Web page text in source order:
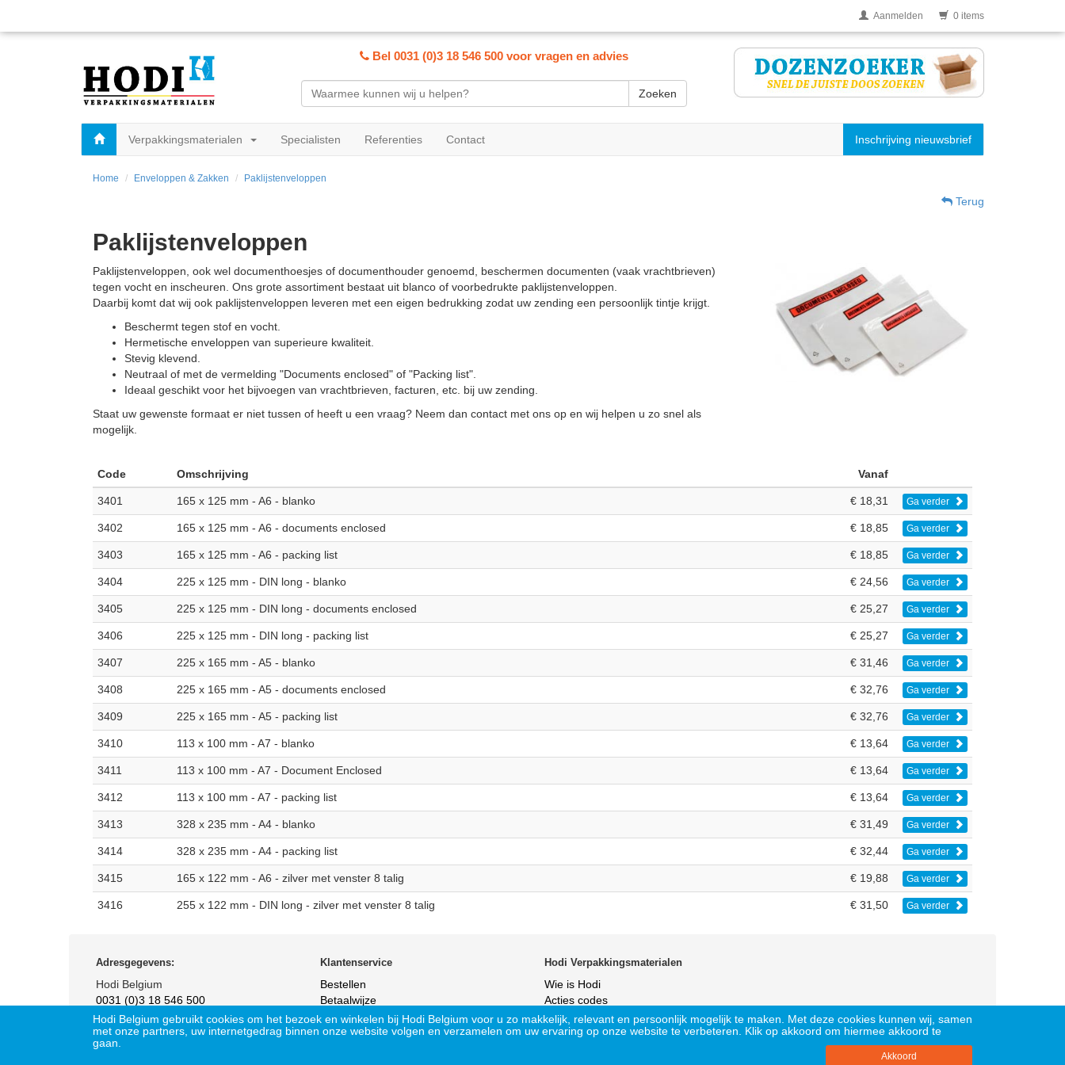
Aanmelden 0 items
Bel 0031 (0)3 18 546 500 voor vragen en advies
Zoeken
Verpakkingsmaterialen Specialisten Referenties Contact Inschrijving nieuwsbrief
Home Enveloppen & Zakken Paklijstenveloppen
Terug
Paklijstenveloppen
Paklijstenveloppen, ook wel documenthoesjes of documenthouder genoemd, beschermen documenten (vaak vrachtbrieven)
tegen vocht en inscheuren. Ons grote assortiment bestaat uit blanco of voorbedrukte paklijstenveloppen.
Daarbij komt dat wij ook paklijstenveloppen leveren met een eigen bedrukking zodat uw zending een persoonlijk tintje krijgt.
Beschermt tegen stof en vocht.
Hermetische enveloppen van superieure kwaliteit.
Stevig klevend.
Neutraal of met de vermelding "Documents enclosed" of "Packing list".
Ideaal geschikt voor het bijvoegen van vrachtbrieven, facturen, etc. bij uw zending.
Staat uw gewenste formaat er niet tussen of heeft u een vraag? Neem dan contact met ons op en wij helpen u zo snel als
mogelijk.
Code Omschrijving Vanaf
3401 165 x 125 mm - A6 - blanko € 18,31 Ga verder
3402 165 x 125 mm - A6 - documents enclosed € 18,85 Ga verder
3403 165 x 125 mm - A6 - packing list € 18,85 Ga verder
3404 225 x 125 mm - DIN long - blanko € 24,56 Ga verder
3405 225 x 125 mm - DIN long - documents enclosed € 25,27 Ga verder
3406 225 x 125 mm - DIN long - packing list € 25,27 Ga verder
3407 225 x 165 mm - A5 - blanko € 31,46 Ga verder
3408 225 x 165 mm - A5 - documents enclosed € 32,76 Ga verder
3409 225 x 165 mm - A5 - packing list € 32,76 Ga verder
3410 113 x 100 mm - A7 - blanko € 13,64 Ga verder
3411 113 x 100 mm - A7 - Document Enclosed € 13,64 Ga verder
3412 113 x 100 mm - A7 - packing list € 13,64 Ga verder
3413 328 x 235 mm - A4 - blanko € 31,49 Ga verder
3414 328 x 235 mm - A4 - packing list € 32,44 Ga verder
3415 165 x 122 mm - A6 - zilver met venster 8 talig € 19,88 Ga verder
3416 255 x 122 mm - DIN long - zilver met venster 8 talig € 31,50 Ga verder
Adresgegevens:
Hodi Belgium
0031 (0)3 18 546 500
sales@hodi-belgium.be
Klantenservice
Bestellen
Betaalwijze
Retouneren
Hodi Verpakkingsmaterialen
Wie is Hodi
Acties codes
Alle prijzen zijnexclusief BTW. Verzendkosten zijn afhankelijk van totaalbedrag en locatie
Hodi Belgium gebruikt cookies om het bezoek en winkelen bij Hodi Belgium voor u zo makkelijk, relevant en persoonlijk mogelijk te maken. Met deze cookies kunnen wij, samen
met onze partners, uw internetgedrag binnen onze website volgen en verzamelen om uw ervaring op onze website te verbeteren. Klik op akkoord om hiermee akkoord te
gaan.
Akkoord